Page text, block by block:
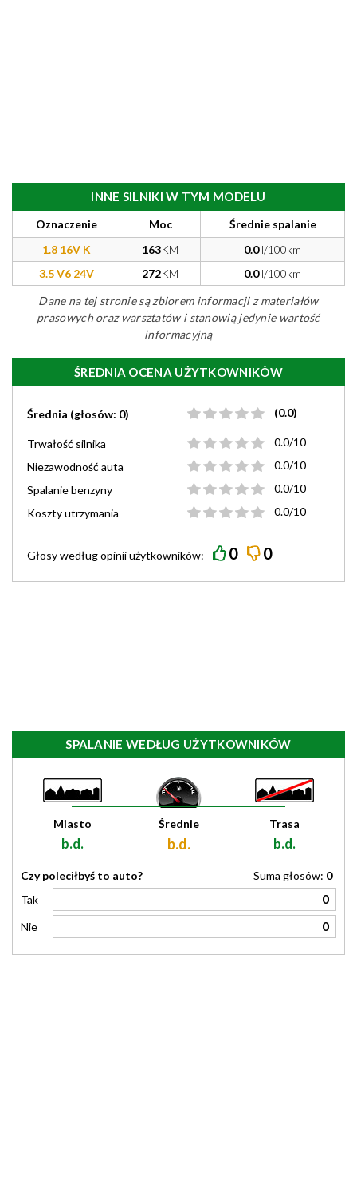
INNE SILNIKI W TYM MODELU
Oznaczenie Moc
Średnie spalanie
1.8 16V K
163KM 0.0l/100km
3.5 V6 24V
272KM 0.0l/100km
Dane na tej stronie są zbiorem informacji z materiałów
prasowych oraz warsztatów i stanowią jedynie wartość
informacyjną
ŚREDNIA OCENA UŻYTKOWNIKÓW
Średnia (głosów: 0) (0.0)
Trwałość silnika
0.0/10
Niezawodność auta
0.0/10
Spalanie benzyny
0.0/10
Koszty utrzymania
0.0/10
Głosy wedługopiniiużytkowników: 0 0
SPALANIE WEDŁUG UŻYTKOWNIKÓW
Miasto
b.d.
Średnie
b.d.
Trasa
b.d.
Czy poleciłbyś to auto? Suma głosów: 0
Tak
0
Nie 0